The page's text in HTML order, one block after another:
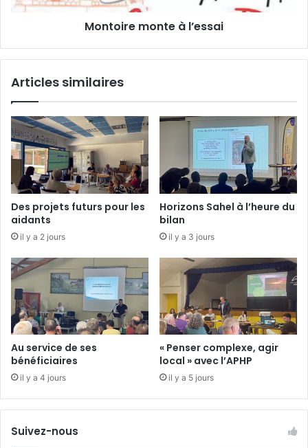
e
r
v
é
e
à
e
s
s
i
Montoire monte à l’essai
Articles similaires
Des projets futurs pour les
aidants
il y a 2 jours
Horizons Sahel à l’heure du
bilan
il y a 3 jours
Au service de ses
bénéficiaires
il y a 4 jours
« Penser complexe, agir
local » avec l’APHP
il y a 5 jours
Suivez-nous